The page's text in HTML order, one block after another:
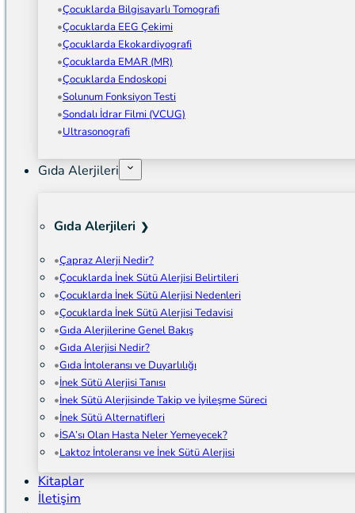
Çocuklarda Bilgisayarlı Tomografi
Çocuklarda EEG Çekimi
Çocuklarda Ekokardiyografi
Çocuklarda EMAR (MR)
Çocuklarda Endoskopi
Solunum Fonksiyon Testi
Sondalı İdrar Filmi (VCUG)
Ultrasonografi
Gıda Alerjileri
Gıda Alerjileri
Çapraz Alerji Nedir?
Çocuklarda İnek Sütü Alerjisi Belirtileri
Çocuklarda İnek Sütü Alerjisi Nedenleri
Çocuklarda İnek Sütü Alerjisi Tedavisi
Gıda Alerjilerine Genel Bakış
Gıda Alerjisi Nedir?
Gıda İntoleransı ve Duyarlılığı
İnek Sütü Alerjisi Tanısı
İnek Sütü Alerjisinde Takip ve İyileşme Süreci
İnek Sütü Alternatifleri
İSA’sı Olan Hasta Neler Yemeyecek?
Laktoz İntoleransı ve İnek Sütü Alerjisi
Kitaplar
İletişim